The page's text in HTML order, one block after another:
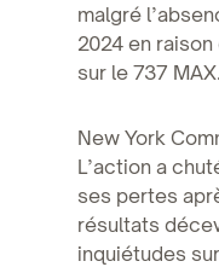
malgré
2024 en
sur le 737 MAX.
New York
L’action a
ses pertes
résultats
inquiétudes